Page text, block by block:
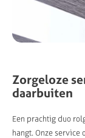
Zorgeloze
daarbuiten
Een prachtig duo
hangt. Onze service